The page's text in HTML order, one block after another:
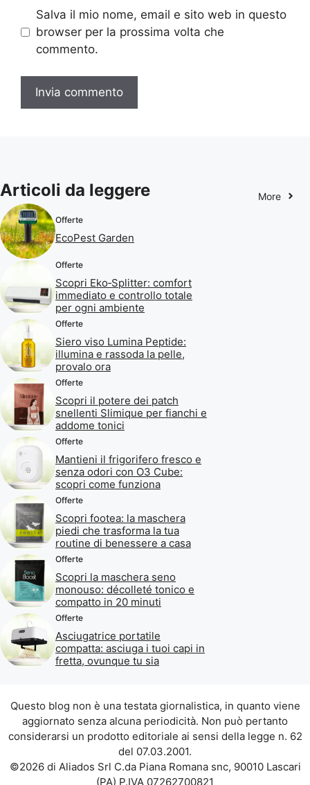
Salva il mio nome, email e sito web in questo
browser per la prossima volta che
commento.
Articoli da leggere More
Offerte
EcoPest Garden
Offerte
Scopri Eko‑Splitter: comfort
immediato e controllo totale
per ogni ambiente
Offerte
Siero viso Lumina Peptide:
illumina e rassoda la pelle,
provalo ora
Offerte
Scopri il potere dei patch
snellenti Slimique per fianchi e
addome tonici
Offerte
Mantieni il frigorifero fresco e
senza odori con O3 Cube:
scopri come funziona
Offerte
Scopri footea: la maschera
piedi che trasforma la tua
routine di benessere a casa
Offerte
Scopri la maschera seno
monouso: décolleté tonico e
compatto in 20 minuti
Offerte
Asciugatrice portatile
compatta: asciuga i tuoi capi in
fretta, ovunque tu sia
Questo blog non è una testata giornalistica, in quanto viene
aggiornato senza alcuna periodicità. Non può pertanto
considerarsi un prodotto editoriale ai sensi della legge n. 62
del 07.03.2001.
©2026 di Aliados Srl C.da Piana Romana snc, 90010 Lascari
(PA) P.IVA 07262700821